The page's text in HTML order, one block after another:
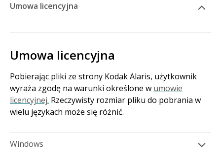
Umowa licencyjna
Umowa licencyjna
Pobierając pliki ze strony Kodak Alaris, użytkownik
wyraża zgodę na warunki określone w umowie
licencyjnej. Rzeczywisty rozmiar pliku do pobrania w
wielu językach może się różnić.
Windows